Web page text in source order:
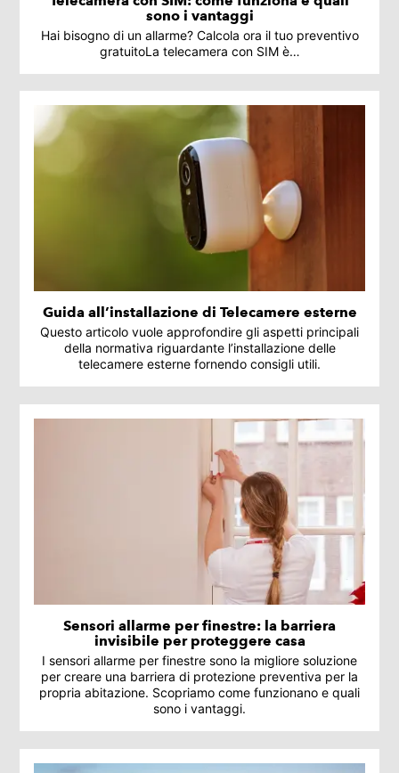
sono i vantaggi
Hai bisogno di un allarme? Calcola ora il tuo preventivo
gratuitoLa telecamera con SIM è…
Guida all’installazione di Telecamere esterne
Questo articolo vuole approfondire gli aspetti principali
della normativa riguardante l’installazione delle
telecamere esterne fornendo consigli utili.
Sensori allarme per finestre: la barriera
invisibile per proteggere casa
I sensori allarme per finestre sono la migliore soluzione
per creare una barriera di protezione preventiva per la
propria abitazione. Scopriamo come funzionano e quali
sono i vantaggi.